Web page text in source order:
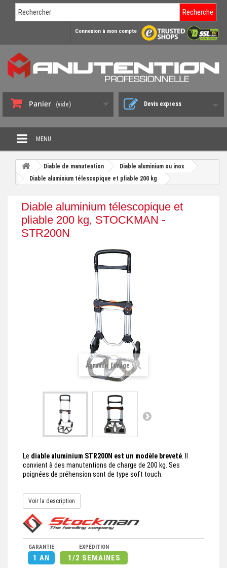
Recherche
Connexion à mon compte
Panier (vide) Devis express
MENU
PROMO DÉSTOCKAGE
CHARIOT DE MANUTENTION
BENNE BASCULANTE
Diable de manutention
Diable aluminium ou inox
Diable aluminium télescopique et pliable 200 kg
Diable aluminium télescopique et
pliable 200 kg, STOCKMAN -
STR200N
Agrandir l'image
Le diable aluminium STR200N est un modèle breveté. Il
convient à des manutentions de charge de 200 kg. Ses
poignées de préhension sont de type soft touch.
Voir la description
GARANTIE
1 AN
EXPÉDITION
1/2 SEMAINES